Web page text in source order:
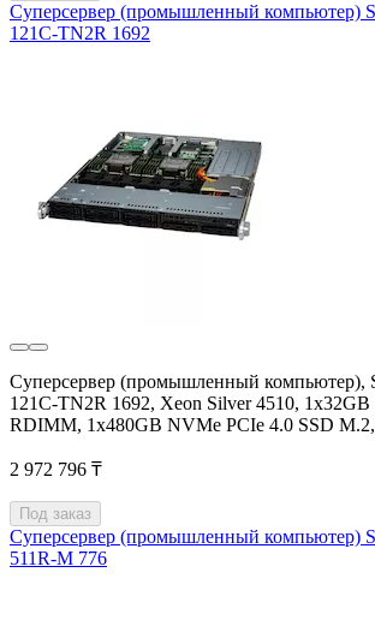
Суперсервер (промышленный компьютер)
121C-TN2R 1692
Суперсервер (промышленный компьютер),
121C-TN2R 1692, Xeon Silver 4510,
RDIMM, 1x480GB NVMe PCIe 4.0 SSD
2 972 796 ₸
Под заказ
Суперсервер (промышленный компьютер)
511R-M 776